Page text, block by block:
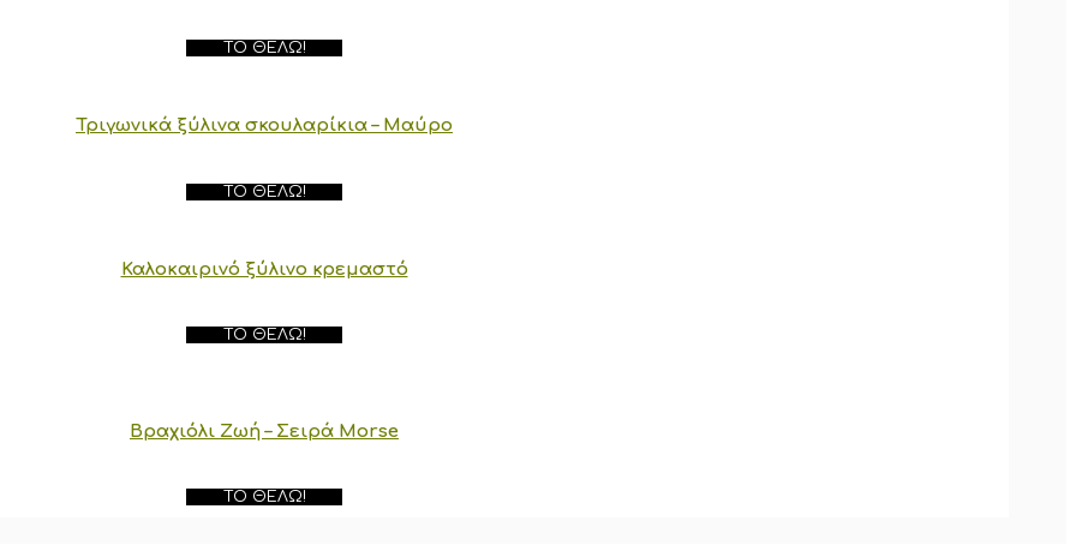
ΤΟ ΘΈΛΩ!
Τριγωνικά ξύλινα σκουλαρίκια – Μαύρο
ΤΟ ΘΈΛΩ!
Καλοκαιρινό ξύλινο κρεμαστό
ΤΟ ΘΈΛΩ!
Βραχιόλι Ζωή – Σειρά Morse
ΤΟ ΘΈΛΩ!